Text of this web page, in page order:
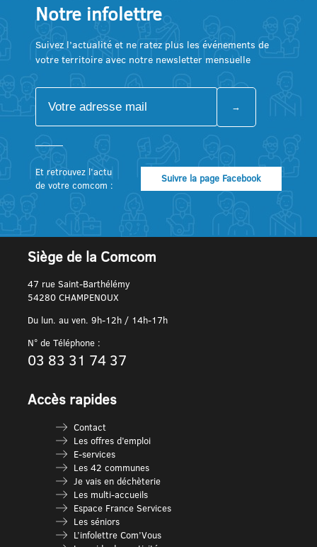
Notre infolettre
Suivez l’actualité et ne ratez plus les événements de
votre territoire avec notre newsletter mensuelle
Et retrouvez l’actu
de votre comcom :
Suivre la page Facebook
Siège de la Comcom
47 rue Saint-Barthélémy
54280 CHAMPENOUX
Du lun. au ven. 9h-12h / 14h-17h
N° de Téléphone :
03 83 31 74 37
Accès rapides
Contact
Les offres d’emploi
E-services
Les 42 communes
Je vais en déchèterie
Les multi-accueils
Espace France Services
Les séniors
L’infolettre Com’Vous